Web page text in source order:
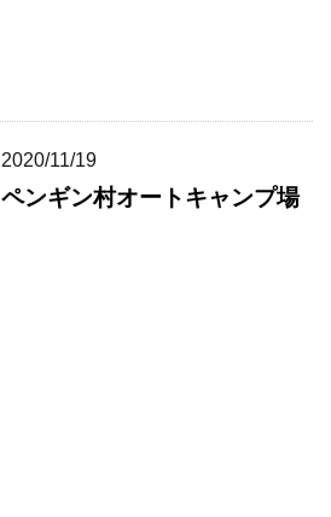
2020/11/19
ペンギン村オートキャンプ場